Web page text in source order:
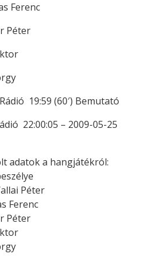
Ferenc
Péter
19:59 (60′) Bemutató
22:00:05 – 2009-05-25
adatok a hangjátékról:
Péter
Ferenc
Péter